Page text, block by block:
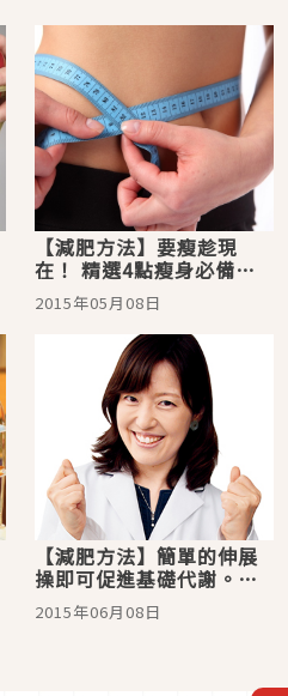
【減肥方法】要瘦趁現
在！ 精選4點瘦身必備基
本常識
2015年05月08日
【減肥方法】簡單的伸展
操即可促進基礎代謝。只
要每天持續，即使短時間
也沒問題！
2015年06月08日